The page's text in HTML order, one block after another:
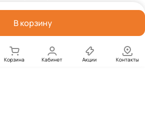
В корзину
Корзина Кабинет Акции Контакты